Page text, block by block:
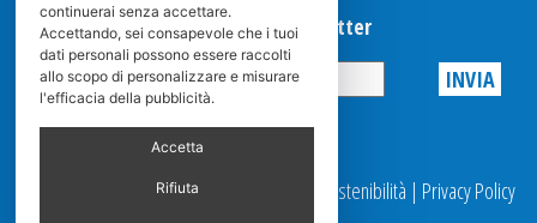
Iscriviti alla Newsletter
Privacy
© 2025 Spasciani |Codice Etico Report Sostenibilità | Privacy Policy
continuerai senza accettare.
Accettando, sei consapevole che i tuoi
dati personali possono essere raccolti
allo scopo di personalizzare e misurare
l'efficacia della pubblicità.
Accetta
Rifiuta